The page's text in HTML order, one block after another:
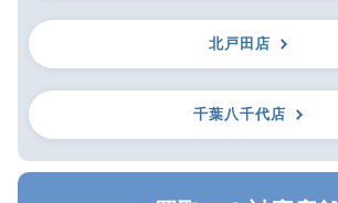
北戸田店
千葉八千代店